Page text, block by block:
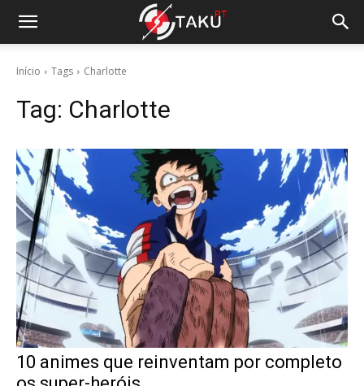
Início Tags Charlotte
Tag: Charlotte
10 animes que reinventam por completo